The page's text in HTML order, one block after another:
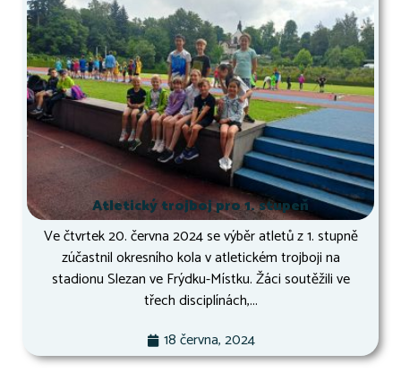
Atletický trojboj pro 1. stupeň
Ve čtvrtek 20. června 2024 se výběr atletů z 1. stupně
zúčastnil okresního kola v atletickém trojboji na
stadionu Slezan ve Frýdku-Místku. Žáci soutěžili ve
třech disciplínách,...
18 června, 2024